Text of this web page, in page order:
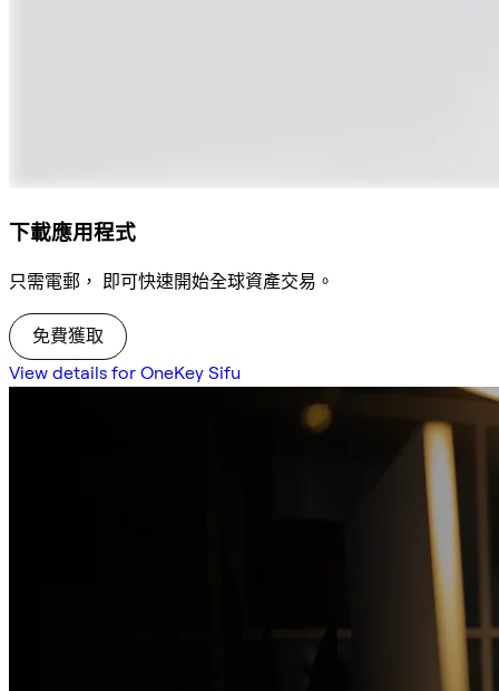
下載應用程式
只需電郵， 即可快速開始全球資產交易。
免費獲取
View details for OneKey Sifu